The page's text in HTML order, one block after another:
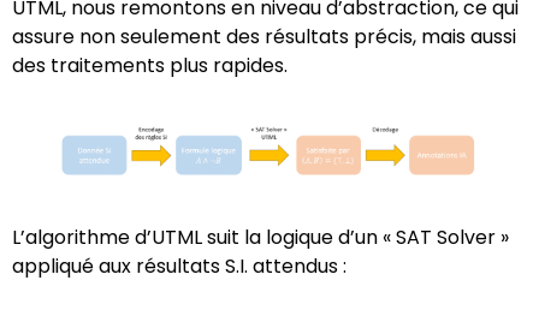
UTML, nous remontons en niveau d’abstraction, ce qui
assure non seulement des résultats précis, mais aussi
des traitements plus rapides.
L’algorithme d’UTML suit la logique d’un « SAT Solver »
appliqué aux résultats S.I. attendus :